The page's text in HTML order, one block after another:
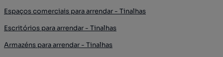
Espaços comerciais para arrendar - Tinalhas
Escritórios para arrendar - Tinalhas
Armazéns para arrendar - Tinalhas